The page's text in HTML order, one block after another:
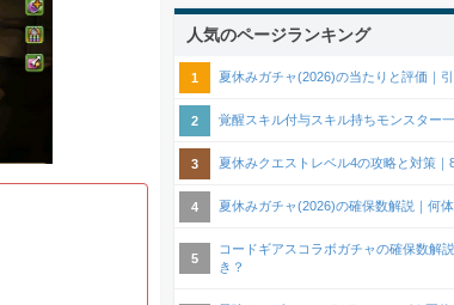
人気のページランキング
夏休みガチャ(2026)の当たりと評価｜
覚醒スキル付与スキル持ちモンスター
夏休みクエストレベル4の攻略と対策｜
夏休みガチャ(2026)の確保数解説｜何
コードギアスコラボガチャの確保数解
き？